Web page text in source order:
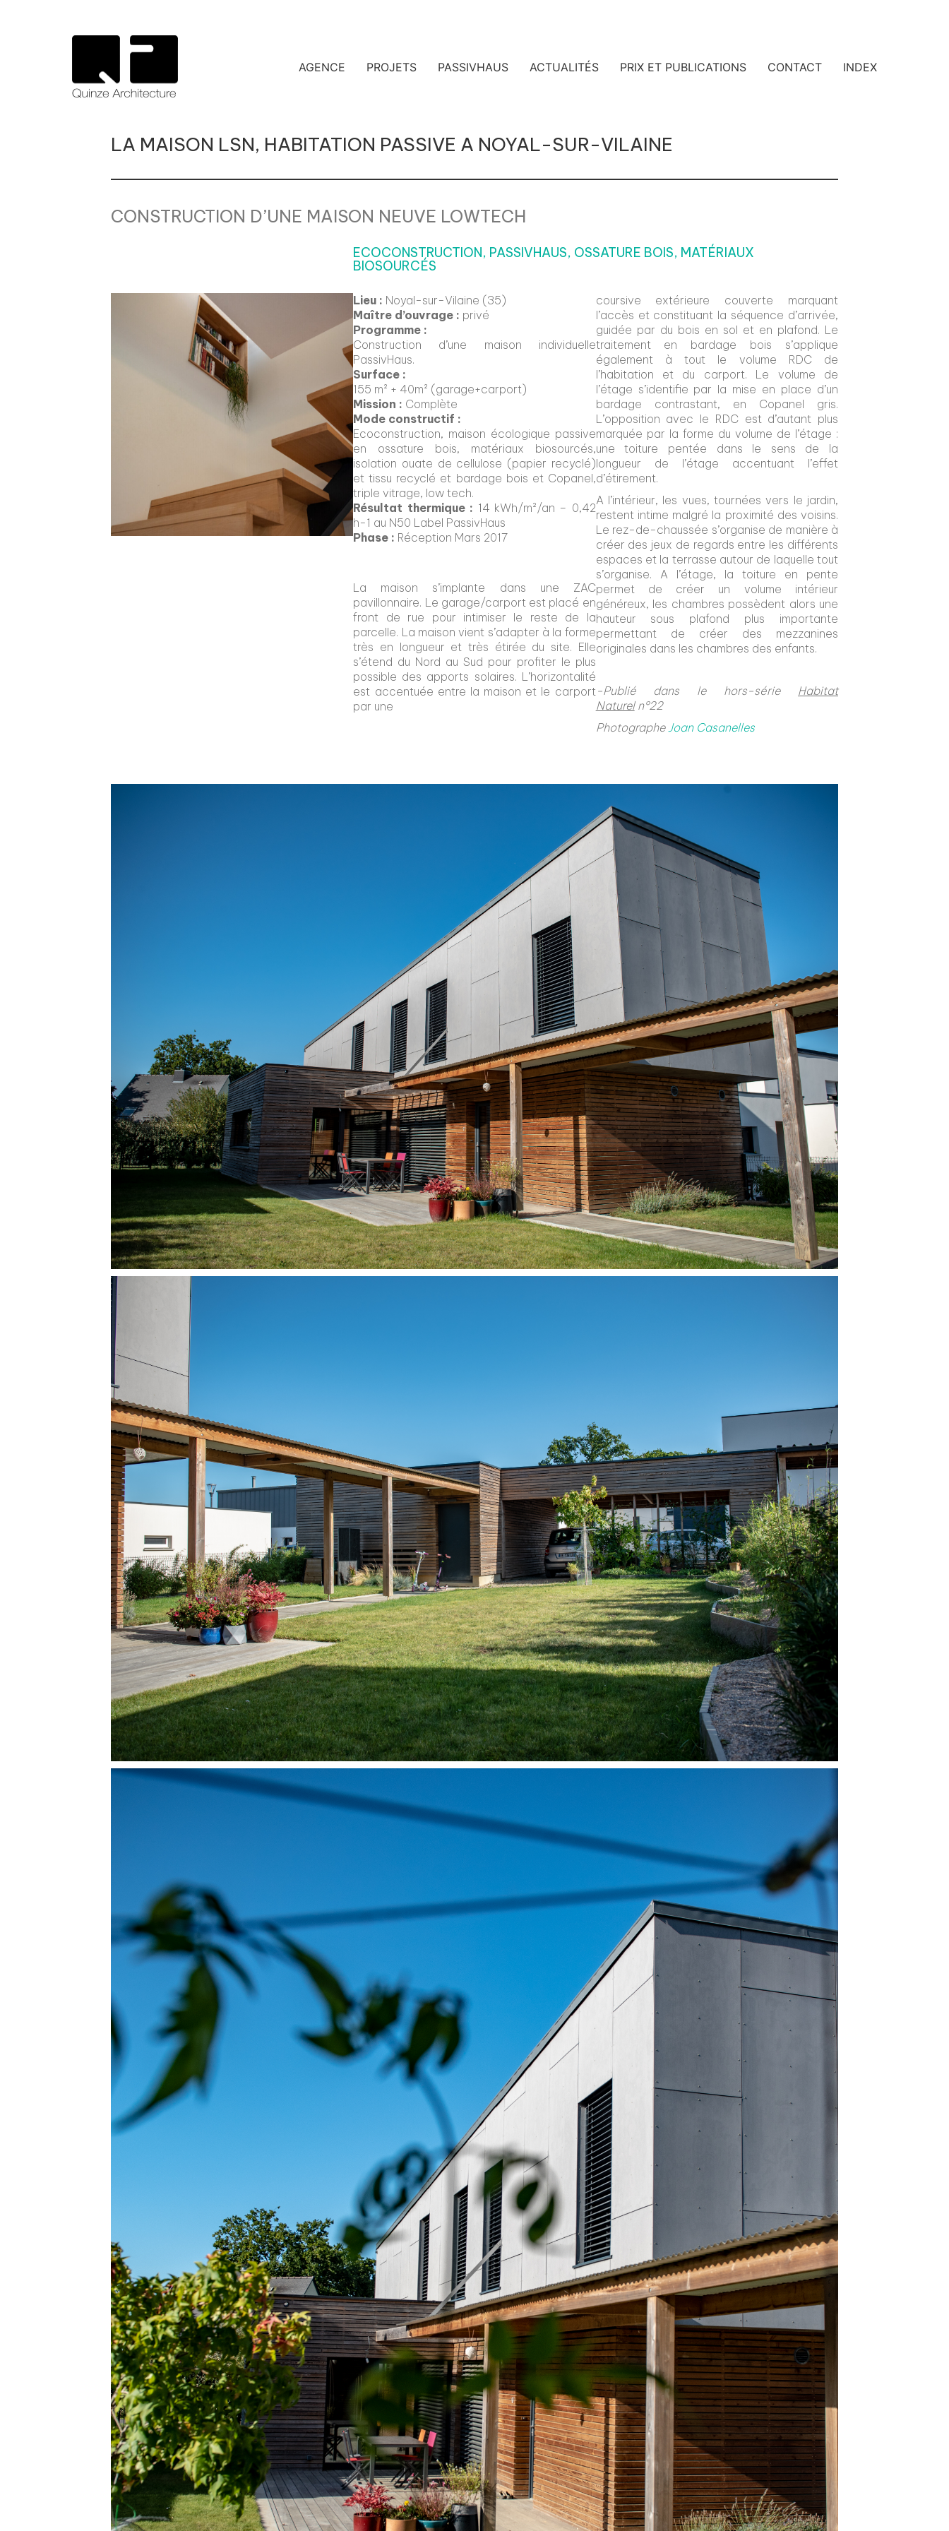
AGENCE PROJETS PASSIVHAUS ACTUALITÉS PRIX ET PUBLICATIONS CONTACT INDEX
LA MAISON LSN, HABITATION PASSIVE A NOYAL-SUR-VILAINE
CONSTRUCTION D’UNE MAISON NEUVE LOWTECH
ECOCONSTRUCTION, PASSIVHAUS, OSSATURE BOIS, MATÉRIAUX
BIOSOURCÉS
Lieu : Noyal-sur-Vilaine (35)
Maître d’ouvrage : privé
Programme :
Construction d’une maison individuelle
PassivHaus.
Surface :
155 m² + 40m² (garage+carport)
Mission : Complète
Mode constructif :
Ecoconstruction, maison écologique passive
en ossature bois, matériaux biosourcés,
isolation ouate de cellulose (papier recyclé)
et tissu recyclé et bardage bois et Copanel,
triple vitrage, low tech.
Résultat thermique : 14 kWh/m²/an – 0,42
h-1 au N50 Label PassivHaus
Phase : Réception Mars 2017
La maison s’implante dans une ZAC
pavillonnaire. Le garage/carport est placé en
front de rue pour intimiser le reste de la
parcelle. La maison vient s’adapter à la forme
très en longueur et très étirée du site. Elle
s’étend du Nord au Sud pour profiter le plus
possible des apports solaires. L’horizontalité
est accentuée entre la maison et le carport
par une
coursive extérieure couverte marquant
l’accès et constituant la séquence d’arrivée,
guidée par du bois en sol et en plafond. Le
traitement en bardage bois s’applique
également à tout le volume RDC de
l’habitation et du carport. Le volume de
l’étage s’identifie par la mise en place d’un
bardage contrastant, en Copanel gris.
L’opposition avec le RDC est d’autant plus
marquée par la forme du volume de l’étage :
une toiture pentée dans le sens de la
longueur de l’étage accentuant l’effet
d’étirement.
A l’intérieur, les vues, tournées vers le jardin,
restent intime malgré la proximité des voisins.
Le rez-de-chaussée s’organise de manière à
créer des jeux de regards entre les différents
espaces et la terrasse autour de laquelle tout
s’organise. A l’étage, la toiture en pente
permet de créer un volume intérieur
généreux, les chambres possèdent alors une
hauteur sous plafond plus importante
permettant de créer des mezzanines
originales dans les chambres des enfants.
-Publié dans le hors-série Habitat
Natureln°22
Photographe Joan Casanelles